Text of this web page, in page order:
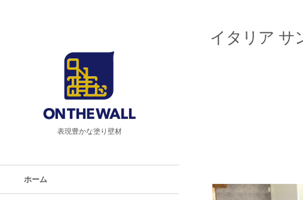
表現豊かな塗り壁材
ホーム
イタリア サ